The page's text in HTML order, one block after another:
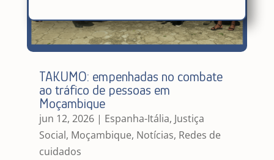
TAKUMO: empenhadas no combate
ao tráfico de pessoas em
Moçambique
jun 12, 2026| Espanha-Itália, Justiça
Social, Moçambique, Notícias, Redes de
cuidados